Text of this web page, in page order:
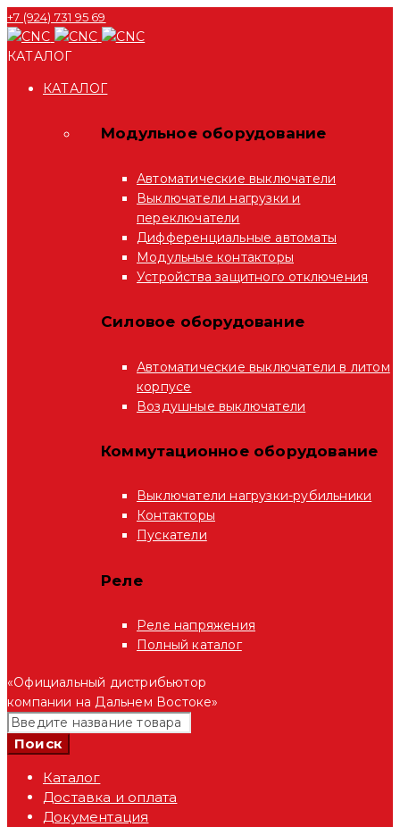
+7 (924) 731 95 69
КАТАЛОГ
КАТАЛОГ
Модульное оборудование
Автоматические выключатели
Выключатели нагрузки и
переключатели
Дифференциальные автоматы
Модульные контакторы
Устройства защитного отключения
Силовое оборудование
Автоматические выключатели в литом
корпусе
Воздушные выключатели
Коммутационное оборудование
Выключатели нагрузки-рубильники
Контакторы
Пускатели
Реле
Реле напряжения
Полный каталог
«Официальный дистрибьютор
компании на Дальнем Востоке»
Каталог
Доставка и оплата
Документация